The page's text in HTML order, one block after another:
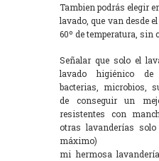
Tambien podrás elegir
lavado, que van desde
60º de temperatura, sin
Señalar que solo el
lavado higiénico
bacterias, microbios,
de conseguir un
resistentes con
otras lavanderías
máximo)
mi hermosa